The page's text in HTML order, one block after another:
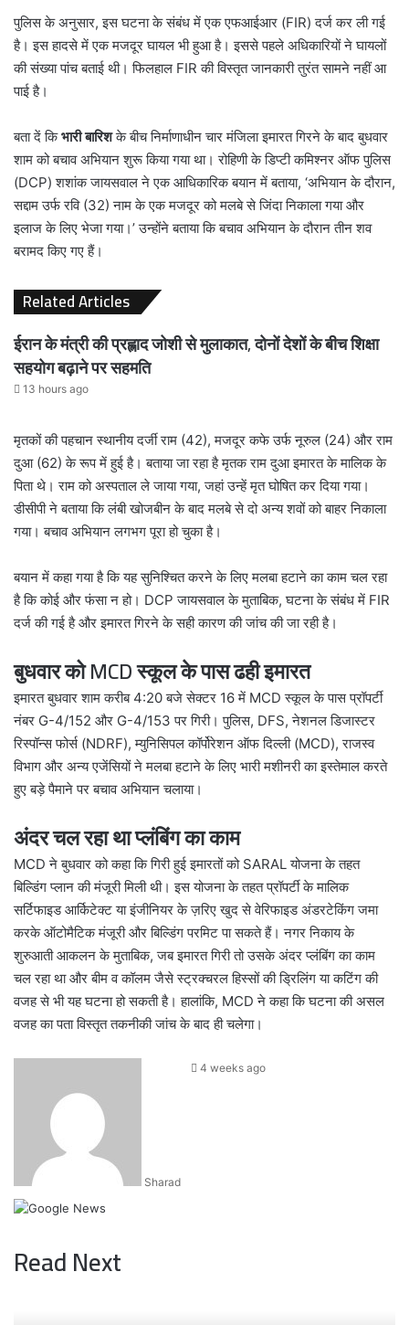
पुलिस के अनुसार, इस घटना के संबंध में एक एफआईआर (FIR) दर्ज कर ली गई
है। इस हादसे में एक मजदूर घायल भी हुआ है। इससे पहले अधिकारियों ने घायलों
की संख्या पांच बताई थी। फिलहाल FIR की विस्तृत जानकारी तुरंत सामने नहीं आ
पाई है।
बता दें किभारी बारिशके बीच निर्माणाधीन चार मंजिला इमारत गिरने के बाद बुधवार
शाम को बचाव अभियान शुरू किया गया था। रोहिणी के डिप्टी कमिश्नर ऑफ पुलिस
(DCP) शशांक जायसवाल ने एक आधिकारिक बयान में बताया, ‘अभियान के दौरान,
सद्दाम उर्फ ​​रवि (32) नाम के एक मजदूर को मलबे से जिंदा निकाला गया और
इलाज के लिए भेजा गया।’ उन्होंने बताया कि बचाव अभियान के दौरान तीन शव
बरामद किए गए हैं।
Related Articles
ईरान के मंत्री की प्रह्लाद जोशी से मुलाकात, दोनों देशों के बीच शिक्षा
सहयोग बढ़ाने पर सहमति
13 hours ago
मृतकों की पहचान स्थानीय दर्जी राम (42), मजदूर कफे उर्फ ​​नूरुल (24) और राम
दुआ (62) के रूप में हुई है। बताया जा रहा है मृतक राम दुआ इमारत के मालिक के
पिता थे। राम को अस्पताल ले जाया गया, जहां उन्हें मृत घोषित कर दिया गया।
डीसीपी ने बताया कि लंबी खोजबीन के बाद मलबे से दो अन्य शवों को बाहर निकाला
गया। बचाव अभियान लगभग पूरा हो चुका है।
बयान में कहा गया है कि यह सुनिश्चित करने के लिए मलबा हटाने का काम चल रहा
है कि कोई और फंसा न हो। DCP जायसवाल के मुताबिक, घटना के संबंध में FIR
दर्ज की गई है और इमारत गिरने के सही कारण की जांच की जा रही है।
बुधवार को MCD स्कूल के पास ढही इमारत
इमारत बुधवार शाम करीब 4:20 बजे सेक्टर 16 में MCD स्कूल के पास प्रॉपर्टी
नंबर G-4/152 और G-4/153 पर गिरी। पुलिस, DFS, नेशनल डिजास्टर
रिस्पॉन्स फोर्स (NDRF), म्युनिसिपल कॉर्पोरेशन ऑफ दिल्ली (MCD), राजस्व
विभाग और अन्य एजेंसियों ने मलबा हटाने के लिए भारी मशीनरी का इस्तेमाल करते
हुए बड़े पैमाने पर बचाव अभियान चलाया।
अंदर चल रहा था प्लंबिंग का काम
MCD ने बुधवार को कहा कि गिरी हुई इमारतों को SARAL योजना के तहत
बिल्डिंग प्लान की मंजूरी मिली थी। इस योजना के तहत प्रॉपर्टी के मालिक
सर्टिफाइड आर्किटेक्ट या इंजीनियर के ज़रिए खुद से वेरिफाइड अंडरटेकिंग जमा
करके ऑटोमैटिक मंजूरी और बिल्डिंग परमिट पा सकते हैं। नगर निकाय के
शुरुआती आकलन के मुताबिक, जब इमारत गिरी तो उसके अंदर प्लंबिंग का काम
चल रहा था और बीम व कॉलम जैसे स्ट्रक्चरल हिस्सों की ड्रिलिंग या कटिंग की
वजह से भी यह घटना हो सकती है। हालांकि, MCD ने कहा कि घटना की असल
वजह का पता विस्तृत तकनीकी जांच के बाद ही चलेगा।
Sharad
Send4 weeks ago
Read Next